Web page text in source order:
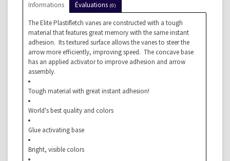
Informations Évaluations (0)
The Elite Plastifletch vanes are constructed with a tough
material that features great memory with the same instant
adhesion. Its textured surface allows the vanes to steer the
arrow more efficiently, improving speed. The concave base
has an applied activator to improve adhesion and arrow
assembly.
Tough material with great instant adhesion!
World's best quality and colors
Glue activating base
Bright, visible colors